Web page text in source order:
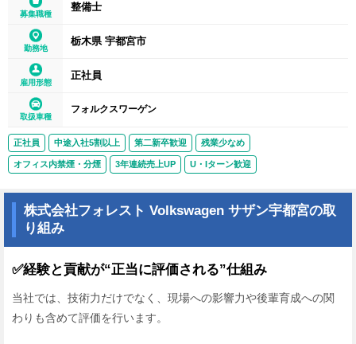
募集職種
整備士
勤務地
栃木県 宇都宮市
雇用形態
正社員
取扱車種
フォルクスワーゲン
正社員 中途入社5割以上 第二新卒歓迎 残業少なめ
オフィス内禁煙・分煙 3年連続売上UP U・Iターン歓迎
株式会社フォレスト Volkswagen サザン宇都宮の取
り組み
✅経験と貢献が“正当に評価される”仕組み
当社では、技術力だけでなく、現場への影響力や後輩育成への関
わりも含めて評価を行います。